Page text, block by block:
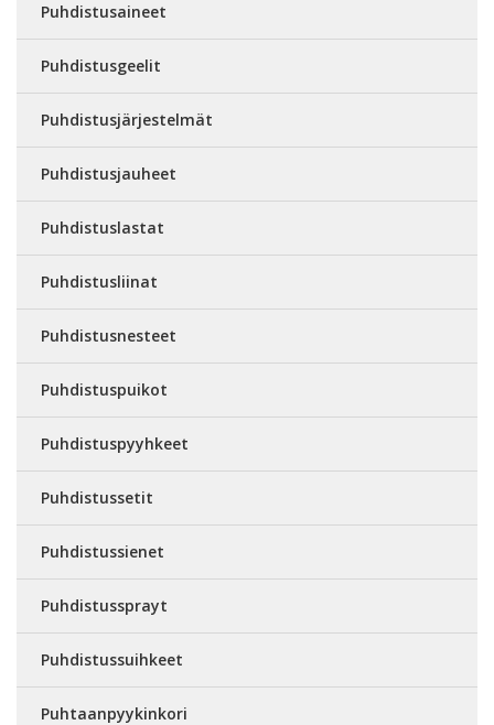
Puhdistusaineet
Puhdistusgeelit
Puhdistusjärjestelmät
Puhdistusjauheet
Puhdistuslastat
Puhdistusliinat
Puhdistusnesteet
Puhdistuspuikot
Puhdistuspyyhkeet
Puhdistussetit
Puhdistussienet
Puhdistussprayt
Puhdistussuihkeet
Puhtaanpyykinkori